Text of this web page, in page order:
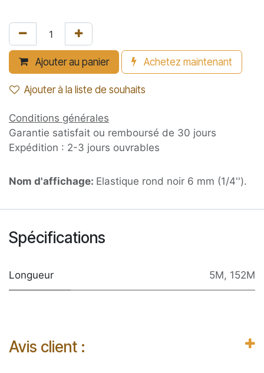
Ajouter au panier Achetez maintenant
Ajouter à la liste de souhaits
Conditions générales
Garantie satisfait ou remboursé de 30 jours
Expédition : 2-3 jours ouvrables
Nom d'affichage: Elastique rond noir 6 mm (1/4'').
Spécifications
Longueur 5M, 152M
Avis client :